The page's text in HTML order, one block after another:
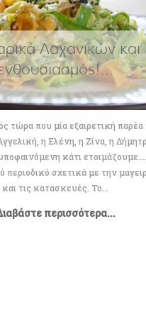
Λαχανικών και
τώρα που μία εξαιρετική παρέα
η Ελένη, η Ζίνα, η
κάτι
περιοδικό σχετικά με την
και τις κατασκευές. Το...
περισσότερα...